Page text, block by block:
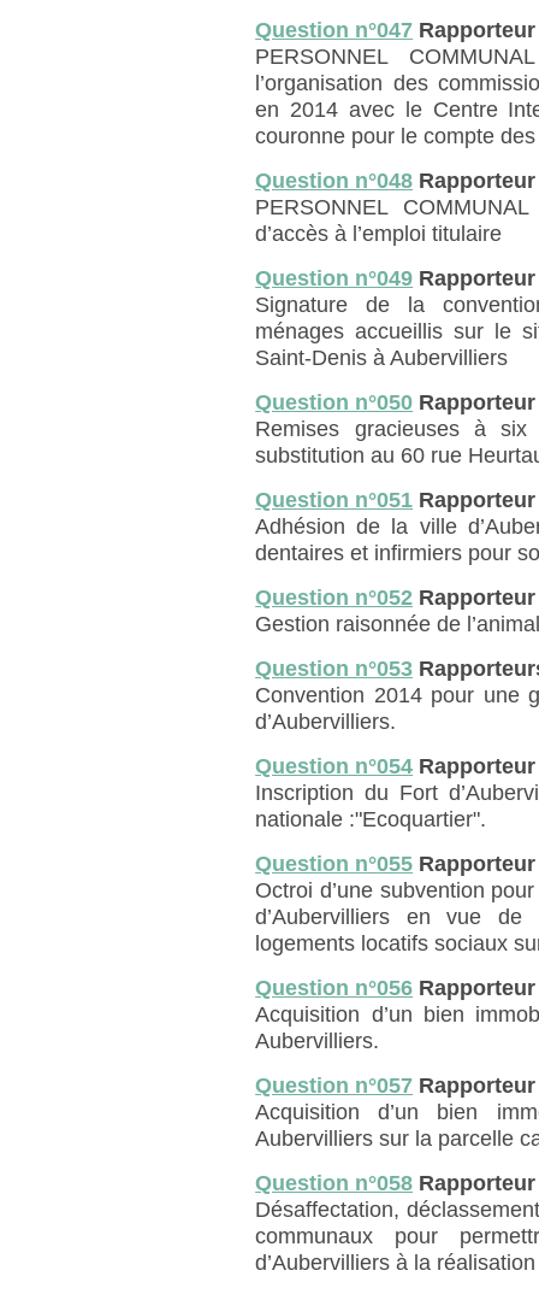
Question n°047
PERSONNEL
l’organisation des
en 2014 avec le Centre
couronne pour le compte
Question n°048
PERSONNEL
d’accès à l’emploi titulaire
Question n°049
Signature de la
ménages accueillis sur le
Saint-Denis à Aubervilliers
Question n°050
Remises gracieuses à
substitution au 60 rue
Question n°051
Adhésion de la ville
dentaires et infirmiers pour
Question n°052
Gestion raisonnée de
Question n°053
Convention 2014 pour une
d’Aubervilliers.
Question n°054 Rapporteur
Inscription du Fort
nationale :"Ecoquartier".
Question n°055 Rapporteur
Octroi d’une subvention
d’Aubervilliers en vue
logements locatifs sociaux
Question n°056 Rapporteur
Acquisition d’un bien
Aubervilliers.
Question n°057 Rapporteur
Acquisition d’un bien
Aubervilliers sur la parcelle
Question n°058 Rapporteur
Désaffectation,
communaux pour
d’Aubervilliers à la